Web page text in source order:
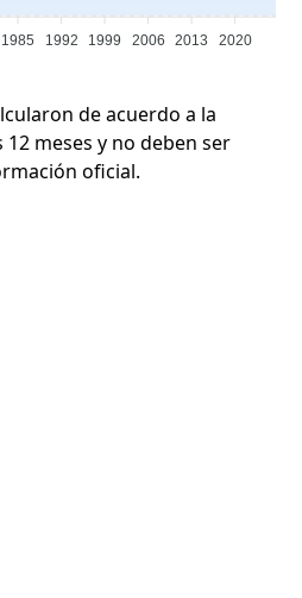
1985 1992 1999 2006 2013 2020
de acuerdo a la
meses y no deben ser
oficial.